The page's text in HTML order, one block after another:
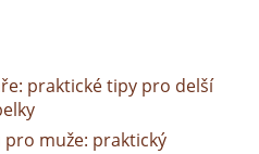
praktické tipy pro delší
pro muže: praktický